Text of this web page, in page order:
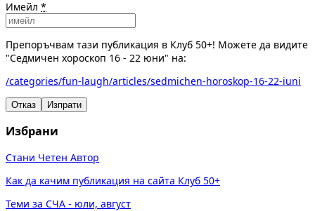
Имейл *
Препоръчвам тази публикация в Клуб 50+! Можете да видите
"Седмичен хороскоп 16 - 22 юни" на:
/categories/fun-laugh/articles/sedmichen-horoskop-16-22-iuni
Отказ Изпрати
Избрани
Стани Четен Автор
Как да качим публикация на сайта Клуб 50+
Теми за СЧА - юли, август